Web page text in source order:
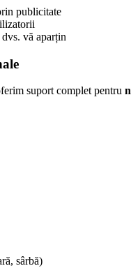
publicitate
vă aparțin
suport complet pentru
sârbă)